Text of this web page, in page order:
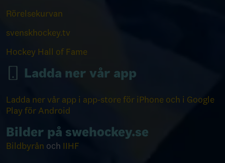
Rörelsekurvan
svenskhockey.tv
Hockey Hall of Fame
Ladda ner vår app
Ladda ner vår app i app-store för iPhone och i Google
Play för Android
Bilder på swehockey.se
Bildbyrån och IIHF